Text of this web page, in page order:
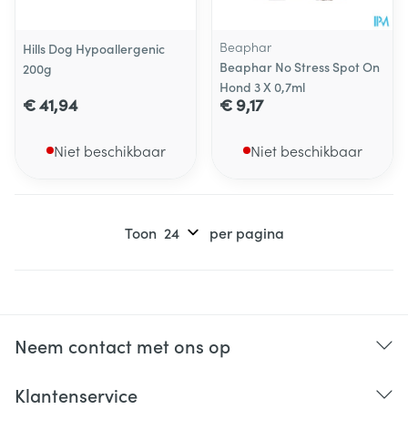
Hills Dog Hypoallergenic
200g
€ 41,94
Niet beschikbaar
Beaphar
Beaphar No Stress Spot On
Hond 3 X 0,7ml
€ 9,17
Niet beschikbaar
Toon per pagina
Neem contact met ons op
Klantenservice